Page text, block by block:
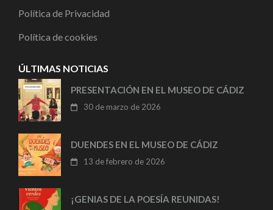
Política de Privacidad
Política de cookies
ÚLTIMAS NOTICIAS
PRESENTACIÓN EN EL MUSEO DE CÁDIZ
30 de marzo de 2026
DUENDES EN EL MUSEO DE CÁDIZ
13 de febrero de 2026
¡GENIAS DE LA POESÍA REUNIDAS!